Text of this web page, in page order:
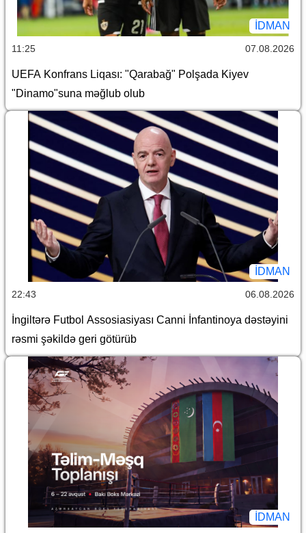
İDMAN
11:25 07.08.2026
UEFA Konfrans Liqası: "Qarabağ" Polşada Kiyev
"Dinamo"suna məğlub olub
İDMAN
22:43 06.08.2026
İngiltərə Futbol Assosiasiyası Canni İnfantinoya dəstəyini
rəsmi şəkildə geri götürüb
İDMAN